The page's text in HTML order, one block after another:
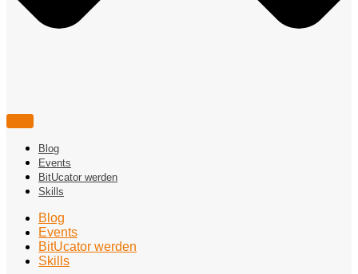
Blog
Events
BitUcator werden
Skills
Blog
Events
BitUcator werden
Skills